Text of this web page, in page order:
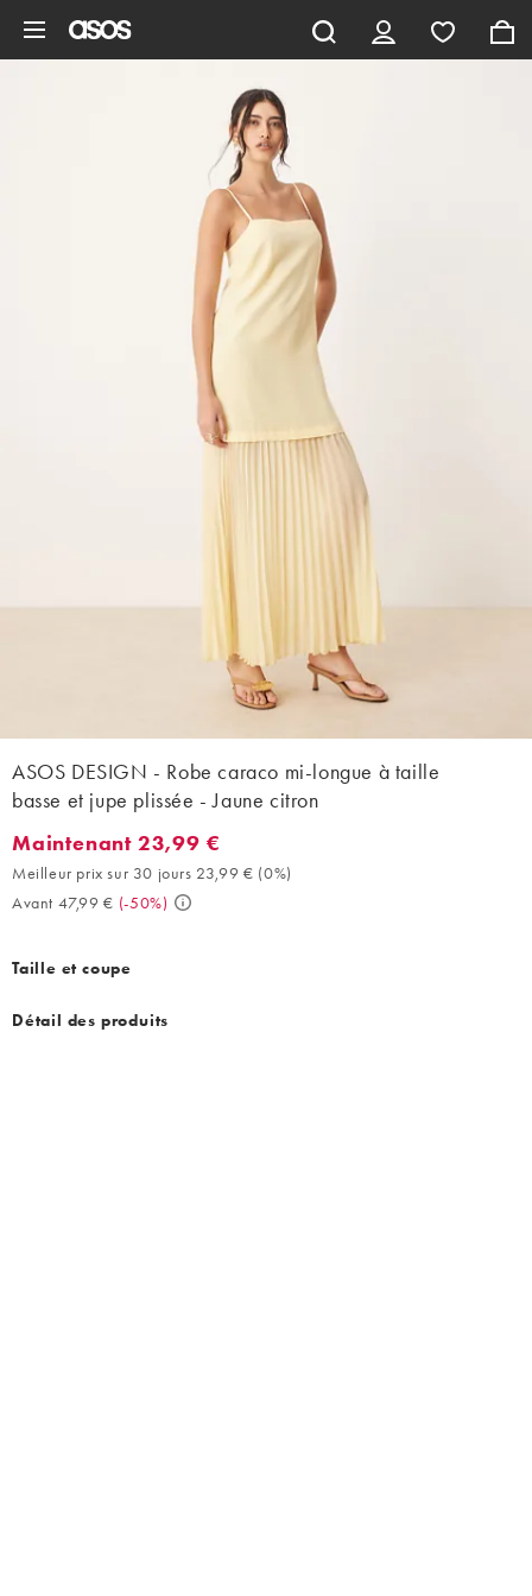
ASOS DESIGN - Robe caraco mi-longue à taille
basse et jupe plissée - Jaune citron
Maintenant 23,99 €. Meilleur prix sur 30 jours 23,99 € (0%).
Maintenant 23,99 €
Meilleur prix sur 30 jours 23,99 € (0%)
Avant 47,99 € (-50%)
Taille et coupe
Détail des produits